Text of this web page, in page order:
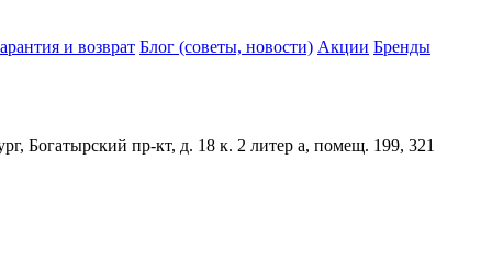
и возврат Блог (советы, новости) Акции Бренды
Богатырский пр-кт, д. 18 к. 2 литер а, помещ. 199, 321